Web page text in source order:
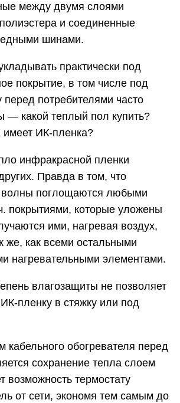
между двумя слоями
и соединенные
шинами.
практически под
покрытие, в том числе под
перед потребителями часто
— какой теплый пол купить?
имеет ИК-пленка?
инфракрасной пленки
Правда в том, что
поглощаются любыми
покрытиями, которые уложены
ими, нагревая воздух,
же, как всеми остальными
нагревательными элементами.
влагозащиты не позволяет
пленку в стяжку или под
кабельного обогревателя перед
сохранение тепла слоем
возможность термостату
от сети, экономя тем самым до